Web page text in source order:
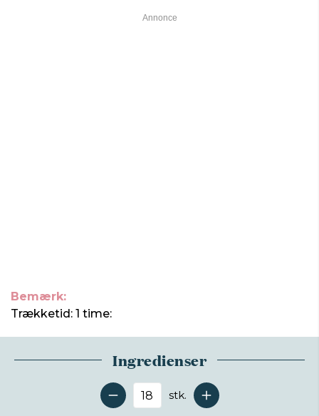
Bemærk:
Trækketid: 1 time:
Ingredienser
Antal serveringer
stk.